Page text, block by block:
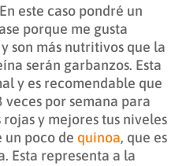
este caso pondré un
porque me gusta
son más nutritivos que la
serán garbanzos. Esta
y es recomendable que
veces por semana para
y mejores tus niveles
un poco de quinoa, que es
Esta representa a la